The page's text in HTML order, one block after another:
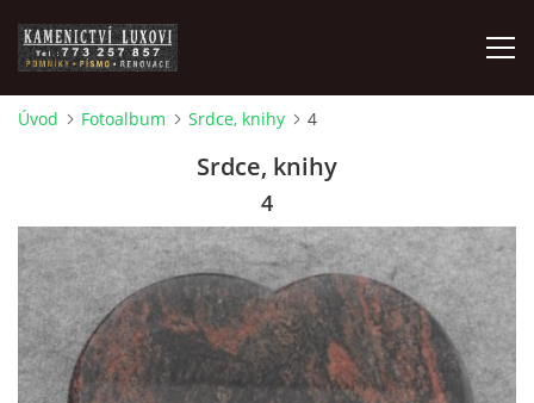
ČIŠTĚNÍ, BROUŠENÍ A RENOVACE
PÍSMO, PÍSKOVÁNÍ, GRAVÍROVÁNÍ, NÁHROBNÍ SKLO
Úvod Fotoalbum Srdce, knihy 4
Srdce, knihy
4